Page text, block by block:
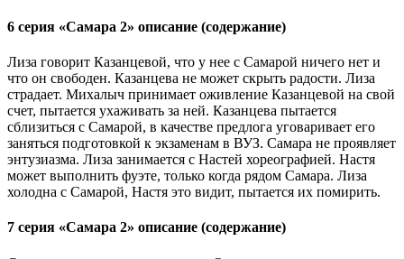
6 серия «Самара 2» описание (содержание)
Лиза говорит Казанцевой, что у нее с Самарой ничего нет и
что он свободен. Казанцева не может скрыть радости. Лиза
страдает. Михалыч принимает оживление Казанцевой на свой
счет, пытается ухаживать за ней. Казанцева пытается
сблизиться с Самарой, в качестве предлога уговаривает его
заняться подготовкой к экзаменам в ВУЗ. Самара не проявляет
энтузиазма. Лиза занимается с Настей хореографией. Настя
может выполнить фуэте, только когда рядом Самара. Лиза
холодна с Самарой, Настя это видит, пытается их помирить.
7 серия «Самара 2» описание (содержание)